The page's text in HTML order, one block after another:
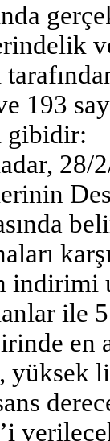
193
gibidir:
28/
indirimi
ile
en
yüksek